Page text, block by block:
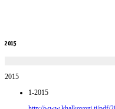
2015
2015
1-2015